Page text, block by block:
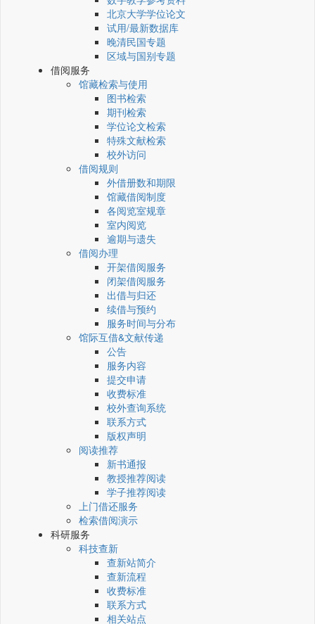
北京大学学位论文
试用/最新数据库
晚清民国专题
区域与国别专题
借阅服务
馆藏检索与使用
图书检索
期刊检索
学位论文检索
特殊文献检索
校外访问
借阅规则
外借册数和期限
馆藏借阅制度
各阅览室规章
室内阅览
逾期与遗失
借阅办理
开架借阅服务
闭架借阅服务
出借与归还
续借与预约
服务时间与分布
馆际互借&文献传递
公告
服务内容
提交申请
收费标准
校外查询系统
联系方式
版权声明
阅读推荐
新书通报
教授推荐阅读
学子推荐阅读
上门借还服务
检索借阅演示
科研服务
科技查新
查新站简介
查新流程
收费标准
联系方式
相关站点